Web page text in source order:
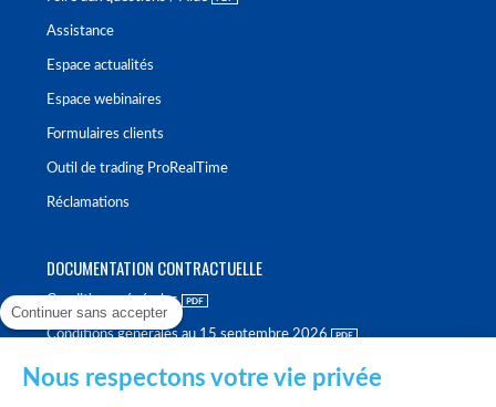
Assistance
Espace actualités
Espace webinaires
Formulaires clients
Outil de trading ProRealTime
Réclamations
DOCUMENTATION CONTRACTUELLE
Conditions générales
Conditions générales au 15 septembre 2026
Continuer sans accepter
Nous respectons votre vie privée